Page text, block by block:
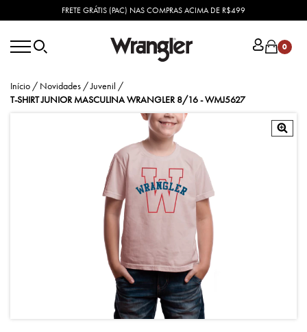
FRETE GRÁTIS (PAC) NAS COMPRAS ACIMA DE R$499
0
Início / Novidades /Juvenil /
T-SHIRT JUNIOR MASCULINA WRANGLER 8/16 - WMJ5627